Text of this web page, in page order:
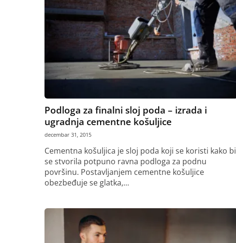
Podloga za finalni sloj poda – izrada i
ugradnja cementne košuljice
decembar 31, 2015
Cementna košuljica je sloj poda koji se koristi kako bi
se stvorila potpuno ravna podloga za podnu
površinu. Postavljanjem cementne košuljice
obezbeđuje se glatka,...